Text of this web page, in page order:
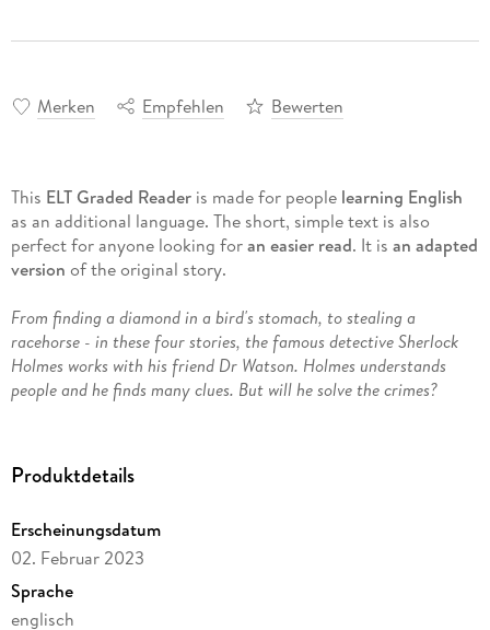
Merken Empfehlen Bewerten
This ELT Graded Readeris made for people learning English
as an additional language. The short, simple text is also
perfect for anyone looking foran easier read. It is an adapted
version of the original story.
From finding a diamond in a bird's stomach, to stealing a
racehorse - in these four stories, the famous detective Sherlock
Holmes works with his friend Dr Watson. Holmes understands
people and he finds many clues. But will he solve the crimes?
Pictures to help you understand the story
Produktdetails
Erscheinungsdatum
02. Februar 2023
Sprache
englisch